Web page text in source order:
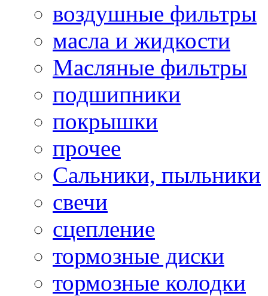
воздушные фильтры
масла и жидкости
Масляные фильтры
подшипники
покрышки
прочее
Сальники, пыльники
свечи
сцепление
тормозные диски
тормозные колодки